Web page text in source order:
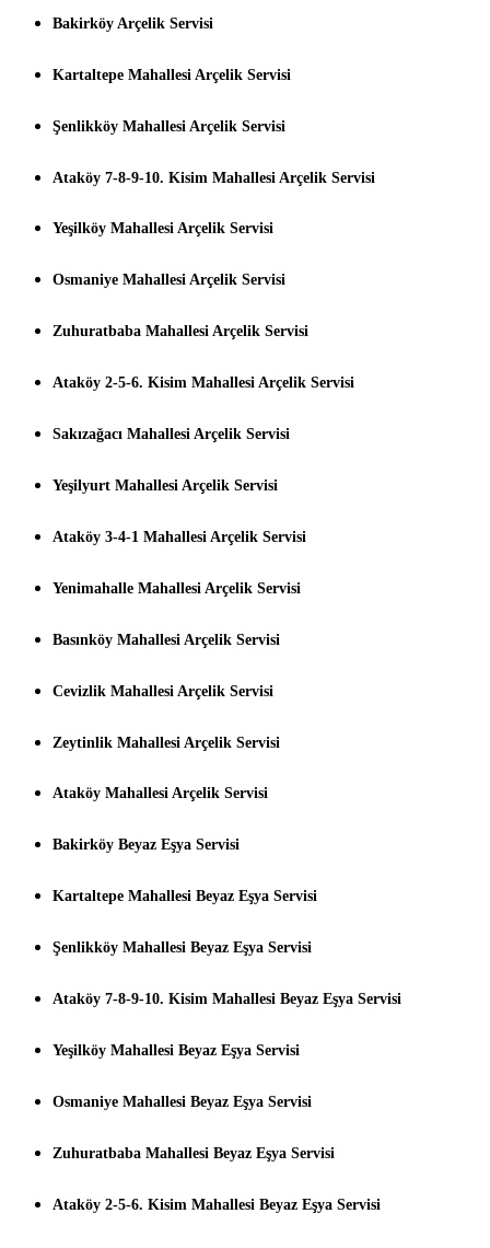
Bakirköy Arçelik Servisi
Kartaltepe Mahallesi Arçelik Servisi
Şenlikköy Mahallesi Arçelik Servisi
Ataköy 7-8-9-10. Kisim Mahallesi Arçelik Servisi
Yeşilköy Mahallesi Arçelik Servisi
Osmaniye Mahallesi Arçelik Servisi
Zuhuratbaba Mahallesi Arçelik Servisi
Ataköy 2-5-6. Kisim Mahallesi Arçelik Servisi
Sakızağacı Mahallesi Arçelik Servisi
Yeşilyurt Mahallesi Arçelik Servisi
Ataköy 3-4-1 Mahallesi Arçelik Servisi
Yenimahalle Mahallesi Arçelik Servisi
Basınköy Mahallesi Arçelik Servisi
Cevizlik Mahallesi Arçelik Servisi
Zeytinlik Mahallesi Arçelik Servisi
Ataköy Mahallesi Arçelik Servisi
Bakirköy Beyaz Eşya Servisi
Kartaltepe Mahallesi Beyaz Eşya Servisi
Şenlikköy Mahallesi Beyaz Eşya Servisi
Ataköy 7-8-9-10. Kisim Mahallesi Beyaz Eşya Servisi
Yeşilköy Mahallesi Beyaz Eşya Servisi
Osmaniye Mahallesi Beyaz Eşya Servisi
Zuhuratbaba Mahallesi Beyaz Eşya Servisi
Ataköy 2-5-6. Kisim Mahallesi Beyaz Eşya Servisi